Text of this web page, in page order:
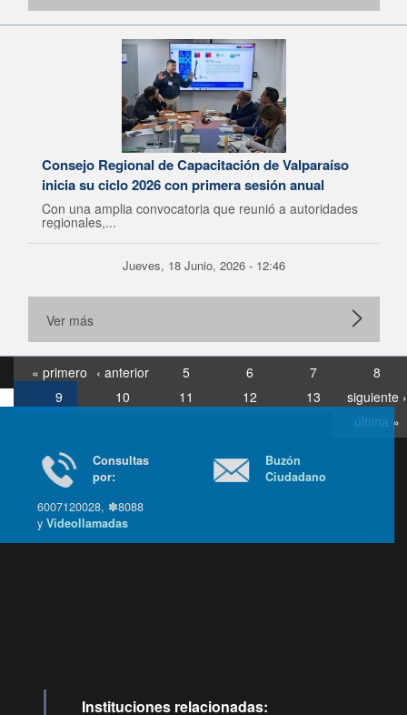
Consejo Regional de Capacitación de Valparaíso
inicia su ciclo 2026 con primera sesión anual
Con una amplia convocatoria que reunió a autoridades
regionales,...
Jueves, 18 Junio, 2026 - 12:46
Ver más
« primero ‹ anterior 5 6 7
8
9
10 11 12 13
siguiente ›
última »
Consultas
por:
6007120028, ✽8088
yVideollamadas
Buzón
Ciudadano
Instituciones relacionadas: